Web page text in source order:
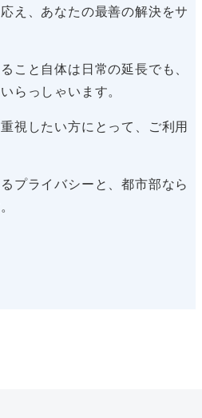
え、あなたの最善の解決をサ
こと自体は日常の延長でも、
らっしゃいます。
視したい方にとって、ご利用
プライバシーと、都市部なら